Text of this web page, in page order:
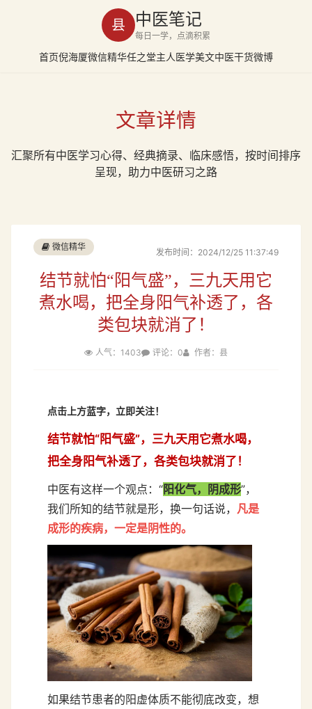
县 中医笔记
每日一学，点滴积累
首页倪海厦微信精华任之堂主人医学美文中医干货微博
文章详情
汇聚所有中医学习心得、经典摘录、临床感悟，按时间排序
呈现，助力中医研习之路
微信精华
发布时间：2024/12/25 11:37:49
结节就怕“阳气盛”，三九天用它
煮水喝，把全身阳气补透了，各
类包块就消了！
人气：1403 评论：0 作者：县
点击上方蓝字，立即关注！
结节就怕“阳气盛”，三九天用它煮水喝，
把全身阳气补透了，各类包块就消了！
中医有这样一个观点：“阳化气，阴成形”，
我们所知的结节就是形，换一句话说， 凡是
成形的疾病，一定是阴性的。
如果结节患者的阳虚体质不能彻底改变，想